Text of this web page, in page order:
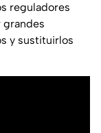
reguladores
grandes
y sustituirlos